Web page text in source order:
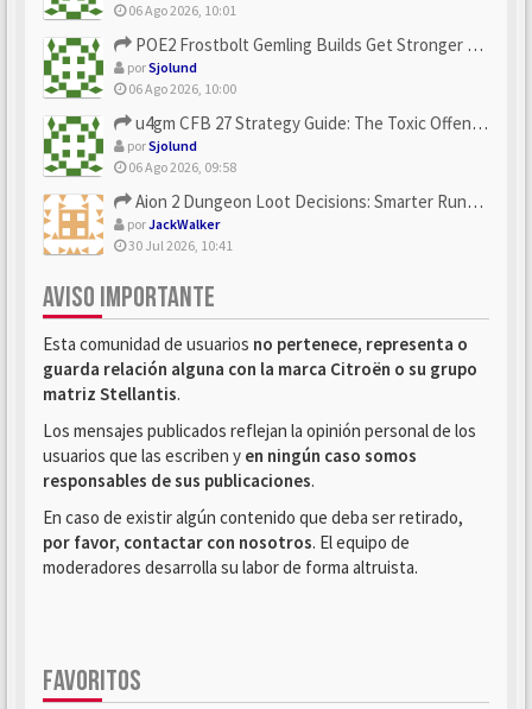
06 Ago 2026, 10:01
POE2 Frostbolt Gemling Builds Get Stronger With u4gm’s Ice C...
porSjolund
06 Ago 2026, 10:00
u4gm CFB 27 Strategy Guide: The Toxic Offensive Scheme Your ...
porSjolund
06 Ago 2026, 09:58
Aion 2 Dungeon Loot Decisions: Smarter Runs With U4N
porJackWalker
30 Jul 2026, 10:41
AVISO IMPORTANTE
Esta comunidad de usuarios no pertenece, representa o
guarda relación alguna con la marca Citroën o su grupo
matriz Stellantis.
Los mensajes publicados reflejan la opinión personal de los
usuarios que las escriben y en ningún caso somos
responsables de sus publicaciones.
En caso de existir algún contenido que deba ser retirado,
por favor, contactar con nosotros. El equipo de
moderadores desarrolla su labor de forma altruista.
FAVORITOS